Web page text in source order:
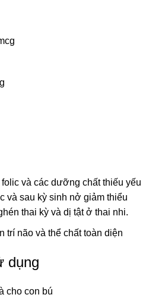
folic và các dưỡng chất thiếu yếu
và sau kỳ sinh nở giảm thiểu
thai kỳ và dị tật ở thai nhi.
trí não và thể chất toàn diện
dụng
cho con bú